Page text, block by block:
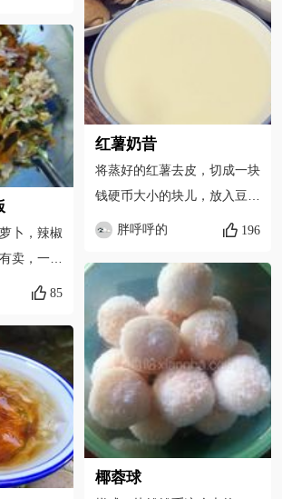
卜，辣椒
卖，一块
微波炉胡
85
红薯奶昔
将蒸好的红薯去皮，切成一块
钱硬币大小的块儿，放入豆浆
机
胖呼呼的 196
椰蓉球